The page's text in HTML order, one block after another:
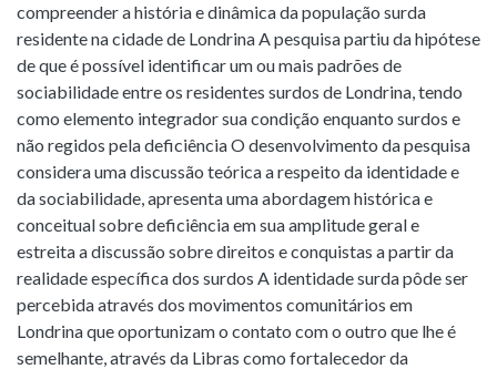
compreender a história e dinâmica da população surda
residente na cidade de Londrina A pesquisa partiu da hipótese
de que é possível identificar um ou mais padrões de
sociabilidade entre os residentes surdos de Londrina, tendo
como elemento integrador sua condição enquanto surdos e
não regidos pela deficiência O desenvolvimento da pesquisa
considera uma discussão teórica a respeito da identidade e
da sociabilidade, apresenta uma abordagem histórica e
conceitual sobre deficiência em sua amplitude geral e
estreita a discussão sobre direitos e conquistas a partir da
realidade específica dos surdos A identidade surda pôde ser
percebida através dos movimentos comunitários em
Londrina que oportunizam o contato com o outro que lhe é
semelhante, através da Libras como fortalecedor da